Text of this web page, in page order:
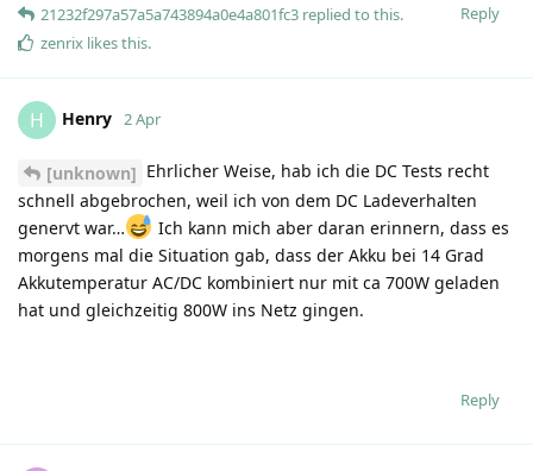
Reply
21232f297a57a5a743894a0e4a801fc3 replied to this.
zenrix likes this.
H Henry 2 Apr
[unknown] Ehrlicher Weise, hab ich die DC Tests recht
schnell abgebrochen, weil ich von dem DC Ladeverhalten
genervt war…
Ich kann mich aber daran erinnern, dass es
morgens mal die Situation gab, dass der Akku bei 14 Grad
Akkutemperatur AC/DC kombiniert nur mit ca 700W geladen
hat und gleichzeitig 800W ins Netz gingen.
Reply